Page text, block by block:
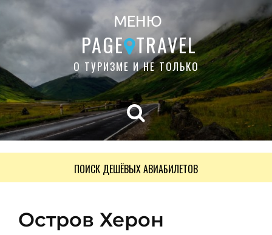
МЕНЮ
PAGE TRAVEL
О ТУРИЗМЕ И НЕ ТОЛЬКО
ПОИСК ДЕШЁВЫХ АВИАБИЛЕТОВ
Остров Херон